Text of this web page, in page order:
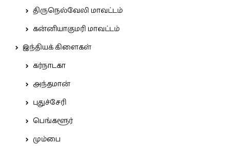
திருநெல்வேலி மாவட்டம்
கன்னியாகுமரி மாவட்டம்
இந்தியக் கிளைகள்
கர்நாடகா
அந்தமான்
புதுச்சேரி
பெங்களூர்
மும்பை